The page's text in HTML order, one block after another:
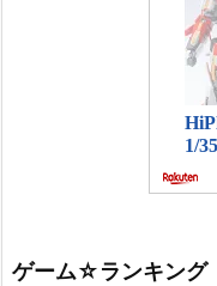
ゲーム☆ランキング